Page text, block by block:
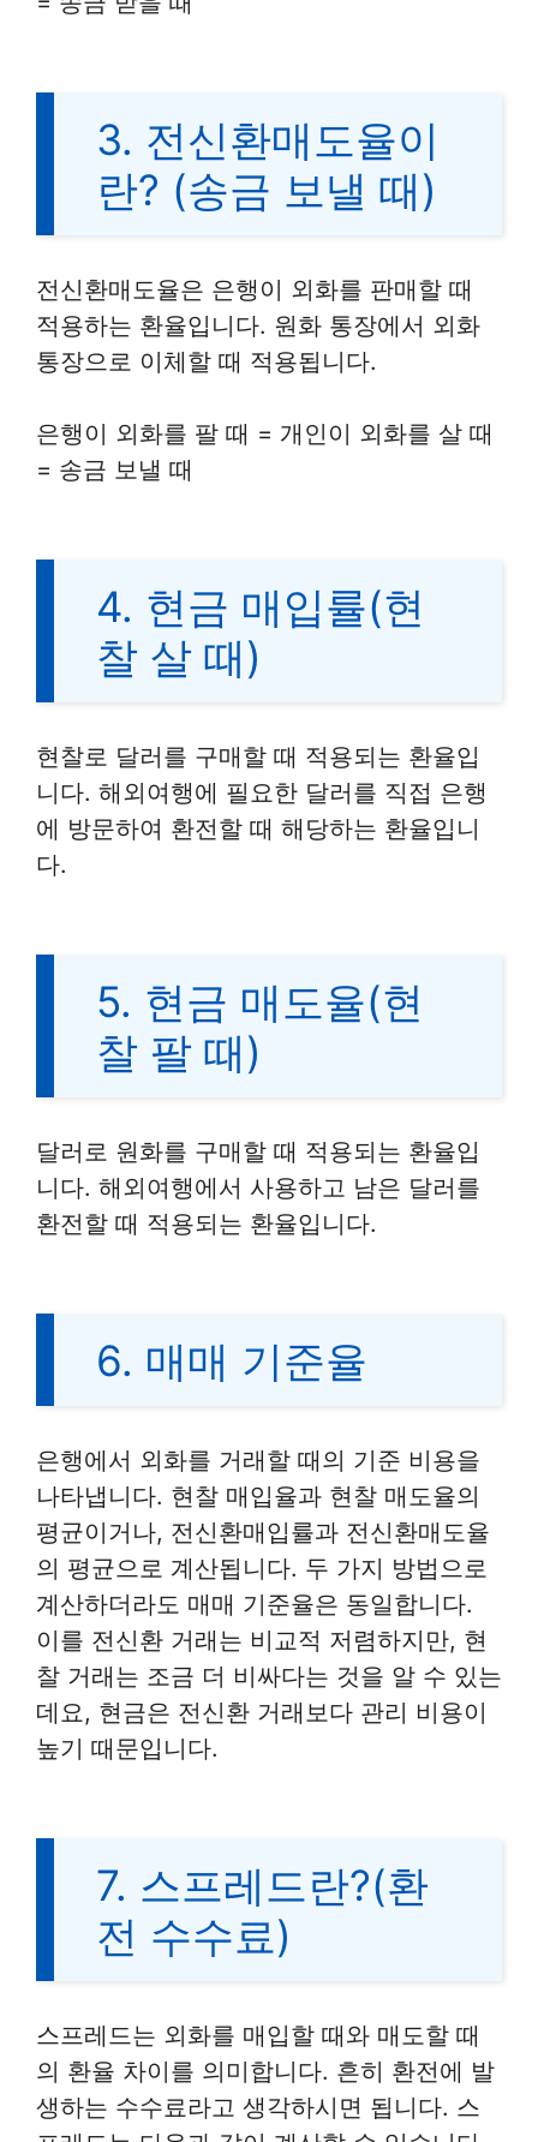
3. 전신환매도율이
란? (송금 보낼 때)
전신환매도율은 은행이 외화를 판매할 때
적용하는 환율입니다. 원화 통장에서 외화
통장으로 이체할 때 적용됩니다.
은행이 외화를 팔 때 = 개인이 외화를 살 때
= 송금 보낼 때
4. 현금 매입률(현
찰 살 때)
현찰로 달러를 구매할 때 적용되는 환율입
니다. 해외여행에 필요한 달러를 직접 은행
에 방문하여 환전할 때 해당하는 환율입니
다.
5. 현금 매도율(현
찰 팔 때)
달러로 원화를 구매할 때 적용되는 환율입
니다. 해외여행에서 사용하고 남은 달러를
환전할 때 적용되는 환율입니다.
6. 매매 기준율
은행에서 외화를 거래할 때의 기준 비용을
나타냅니다. 현찰 매입율과 현찰 매도율의
평균이거나, 전신환매입률과 전신환매도율
의 평균으로 계산됩니다. 두 가지 방법으로
계산하더라도 매매 기준율은 동일합니다.
이를 전신환 거래는 비교적 저렴하지만, 현
찰 거래는 조금 더 비싸다는 것을 알 수 있는
데요, 현금은 전신환 거래보다 관리 비용이
높기 때문입니다.
7. 스프레드란?(환
전 수수료)
스프레드는 외화를 매입할 때와 매도할 때
의 환율 차이를 의미합니다. 흔히 환전에 발
생하는 수수료라고 생각하시면 됩니다. 스